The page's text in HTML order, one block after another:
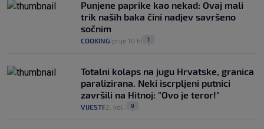
Punjene paprike kao nekad: Ovaj mali
trik naših baka čini nadjev savršeno
sočnim
COOKING prije 10 h 1
Totalni kolaps na jugu Hrvatske, granica
paralizirana. Neki iscrpljeni putnici
završili na Hitnoj: "Ovo je teror!"
VIJESTI 2. kol. 9